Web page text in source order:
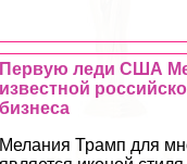
Первую леди США
известной
бизнеса
Мелания Трамп для